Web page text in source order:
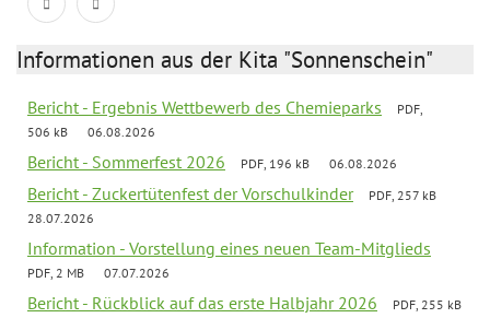
Informationen aus der Kita "Sonnenschein"
Bericht - Ergebnis Wettbewerb des Chemieparks
PDF,
506 kB
06.08.2026
Bericht - Sommerfest 2026 PDF, 196 kB 06.08.2026
Bericht - Zuckertütenfest der Vorschulkinder
PDF, 257 kB
28.07.2026
Information - Vorstellung eines neuen Team-Mitglieds
PDF, 2 MB 07.07.2026
Bericht - Rückblick auf das erste Halbjahr 2026
PDF, 255 kB